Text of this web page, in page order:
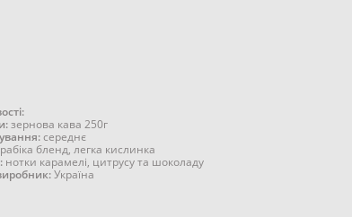
зернова кава 250г
середнє
бленд, легка кислинка
нотки карамелі, цитрусу та шоколаду
Україна